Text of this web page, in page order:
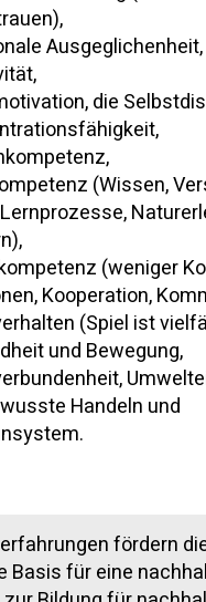
Ausgeglichenheit,
die
(Wissen,
(weniger
Kooperation,
(Spiel ist
und Bewegung,
Handeln und
fördern
Basis für eine